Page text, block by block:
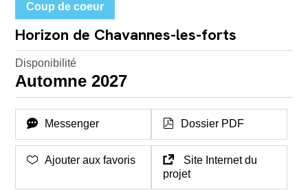
Coup de coeur
Horizon de Chavannes-les-forts
Disponibilité
Automne 2027
Messenger Dossier PDF
Ajouter aux favoris
Site Internet du
projet